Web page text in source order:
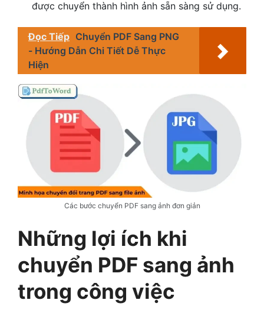
được chuyển thành hình ảnh sẵn sàng sử dụng.
Đọc Tiếp Chuyển PDF Sang PNG
- Hướng Dẫn Chi Tiết Dễ Thực
Hiện
Các bước chuyển PDF sang ảnh đơn giản
Những lợi ích khi
chuyển PDF sang ảnh
trong công việc